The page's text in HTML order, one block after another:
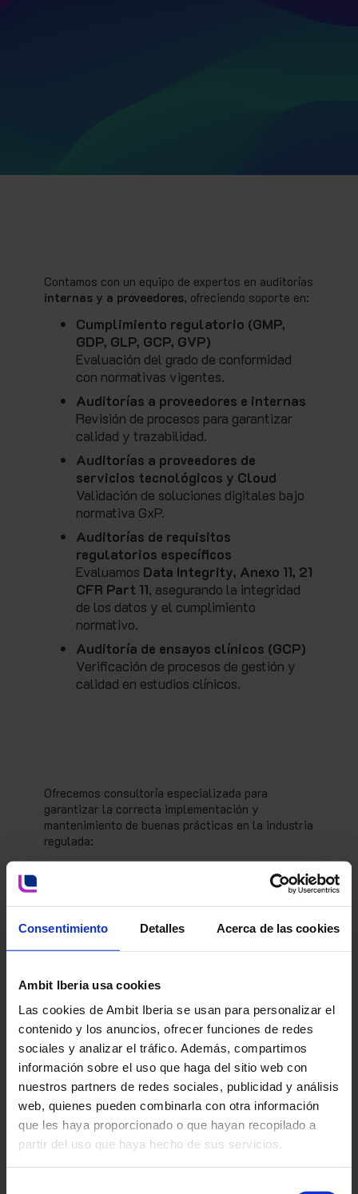
Consentimiento Detalles Acerca de las cookies
Ambit Iberia usa cookies
Las cookies de Ambit Iberia se usan para personalizar el
contenido y los anuncios, ofrecer funciones de redes
sociales y analizar el tráfico. Además, compartimos
información sobre el uso que haga del sitio web con
nuestros partners de redes sociales, publicidad y análisis
web, quienes pueden combinarla con otra información
que les haya proporcionado o que hayan recopilado a
partir del uso que haya hecho de sus servicios.
Contamos con un equipo de expertos en auditorías
internas y a proveedores, ofreciendo soporte en:
Cumplimiento regulatorio (GMP,
GDP, GLP, GCP, GVP)
Evaluación del grado de conformidad
con normativas vigentes.
Auditorías a proveedores e internas
Revisión de procesos para garantizar
calidad y trazabilidad.
Auditorías a proveedores de
servicios tecnológicos y Cloud
Validación de soluciones digitales bajo
normativa GxP.
Auditorías de requisitos
regulatorios específicos
Evaluamos Data Integrity, Anexo 11, 21
CFR Part 11, asegurando la integridad
de los datos y el cumplimiento
normativo.
Auditoría de ensayos clínicos (GCP)
Verificación de procesos de gestión y
calidad en estudios clínicos.
Ofrecemos consultoría especializada para
garantizar la correcta implementación y
mantenimiento de buenas prácticas en la industria
regulada:
Aseguramiento de buenas prácticas
Apoyo en la correcta aplicación de
que aseguren la calidad y conformidad
GAP assessments
Identificación y corrección de
desviaciones en sistemas, procesos y
documentación.
Soporte a desarrolladores de
sistemas informáticos
Asesoramiento para garantizar que las
soluciones tecnológicas cumplan con
las regulaciones aplicables.